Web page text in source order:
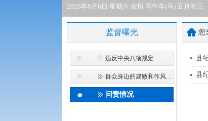
2026年8月8日 星期六 农历 丙午年(马) 五月初三
监督曝光
违反中央八项规定
群众身边的腐败和作风问题
问责情况
您
县
县